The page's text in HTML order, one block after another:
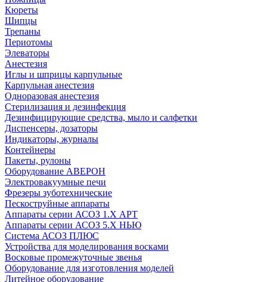
Кюреты
Шипцы
Трепаны
Периотомы
Элеваторы
Анестезия
Иглы и шприцы карпульные
Карпульная анестезия
Одноразовая анестезия
Стерилизация и дезинфекция
Дезинфицирующие средства, мыло и салфетки
Диспенсеры, дозаторы
Индикаторы, журналы
Контейнеры
Пакеты, рулоны
Оборудование АВЕРОН
Электровакуумные печи
Фрезеры зуботехнические
Пескоструйные аппараты
Аппараты серии АСОЗ 1.Х АРТ
Аппараты серии АСОЗ 5.Х НЬЮ
Система АСОЗ ПЛЮС
Устройства для моделирования восками
Восковые промежуточные звенья
Оборудование для изготовления моделей
Литейное оборудование